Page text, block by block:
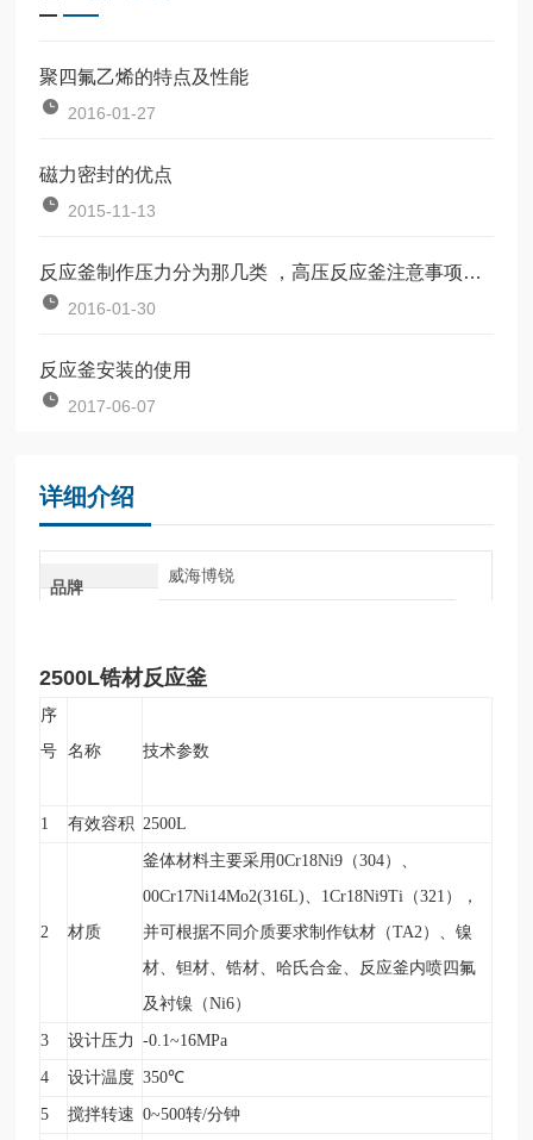
聚四氟乙烯的特点及性能
2016-01-27
磁力密封的优点
2015-11-13
反应釜制作压力分为那几类 ，高压反应釜注意事项有哪些？
2016-01-30
反应釜安装的使用
2017-06-07
详细介绍
品牌
威海博锐
2500L锆材反应釜
序
号
名称 技术参数
1 有效容积 2500L
2 材质
釜体材料主要采用0Cr18Ni9（304）、
00Cr17Ni14Mo2(316L)、1Cr18Ni9Ti（321），
并可根据不同介质要求制作钛材（TA2）、镍
材、钽材、锆材、哈氏合金、反应釜内喷四氟
及衬镍（Ni6）
3 设计压力 -0.1~16MPa
4 设计温度 350℃
5 搅拌转速 0~500转/分钟